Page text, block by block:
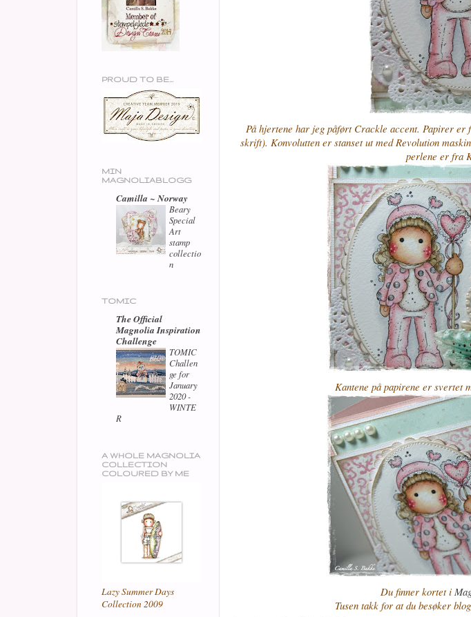
På hjertene har jeg påført Crackle accent. Papirer
skrift). Konvolutten er stanset ut med Revolution
perlene er fra
Kantene på papirene er svertet
Du finner kortet i
Tusen takk for at du besøker
PROUD TO BE...
MIN
MAGNOLIABLOGG
Camilla ~ Norway
Beary
Special
Art
stamp
collectio
n
TOMIC
The Official
Magnolia Inspiration
Challenge
TOMIC
Challen
ge for
January
2020 -
WINTE
R
A WHOLE MAGNOLIA
COLLECTION
COLOURED BY ME
Lazy Summer Days
Collection 2009